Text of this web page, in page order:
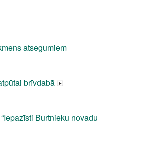
atsegumiem
brīvdabā
Burtnieku novadu